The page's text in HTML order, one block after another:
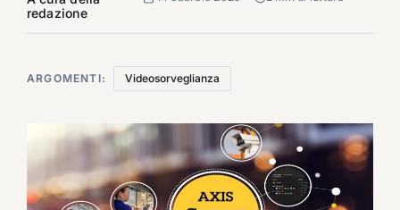
redazione
ARGOMENTI: Videosorveglianza